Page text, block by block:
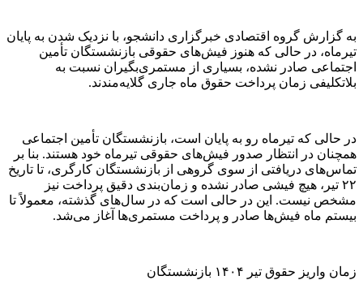
به گزارش گروه اقتصادی خبرگزاری دانشجو، با نزدیک شدن به پایان
تیرماه، در حالی که هنوز فیش‌های حقوقی بازنشستگان تأمین
اجتماعی صادر نشده، بسیاری از مستمری‌بگیران نسبت به
بلاتکلیفی زمان پرداخت حقوق ماه جاری گلایه‌مندند.
در حالی که تیرماه رو به پایان است، بازنشستگان تأمین اجتماعی
همچنان در انتظار صدور فیش‌های حقوقی تیرماه خود هستند. بنا بر
تماس‌های دریافتی از سوی گروهی از بازنشستگان کارگری، تا تاریخ
۲۲ تیر، هیچ فیشی صادر نشده و زمان‌بندی دقیق پرداخت نیز
مشخص نیست. این در حالی است که در سال‌های گذشته، معمولاً تا
بیستم ماه فیش‌ها صادر و پرداخت مستمری‌ها آغاز می‌شد.
زمان واریز حقوق تیر ۱۴۰۴ بازنشستگان